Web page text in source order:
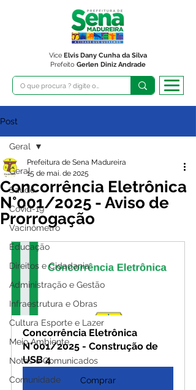
Prefeito Gerlen Diniz Andrade
Vice Elvis Dany Cunha da Silva
Post
Geral
Saúde
Covid-19
Vacinômetro
Educação
Direitos e Cidadania
Administração e Gestão
Infraestrutura e Obras
Cultura Esporte e Lazer
Meio Ambiente
Notas e Comunicados
Comunidade
Geral
Concorrência Eletrônica
N°001/2025 - Aviso de
Prorrogação
Prefeitura de Sena Madureira
15 de mai. de 2025
Concorrência Eletrônica
N°001/2025 - Construção de
USB 4
Comprar